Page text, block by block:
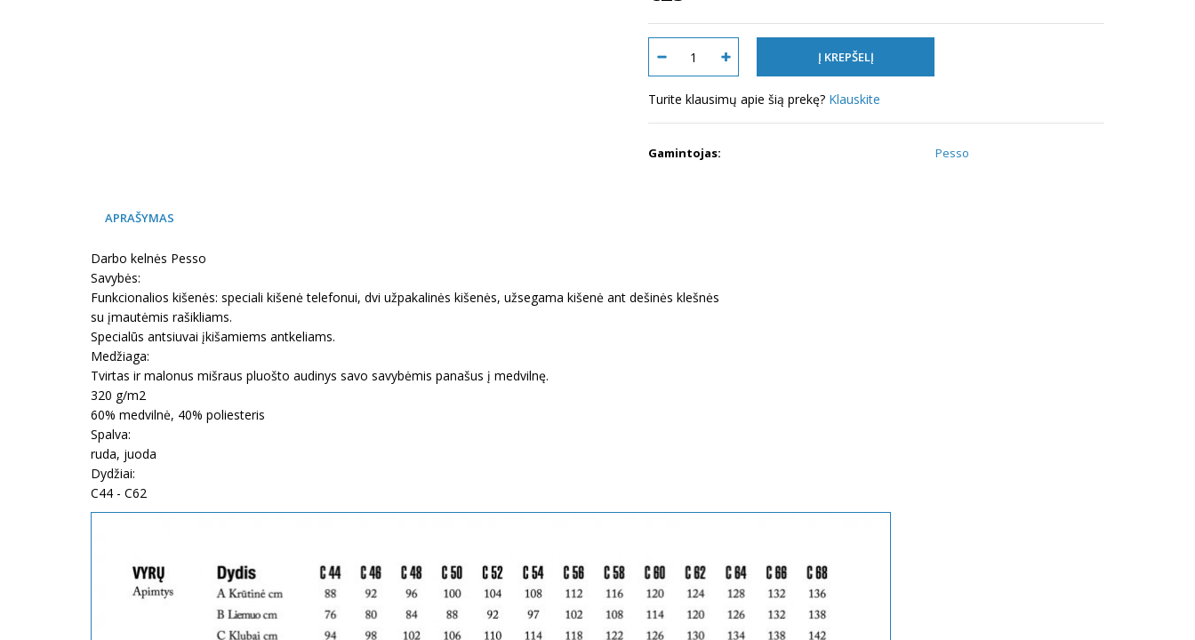
Turite klausimų apie šią prekę? Klauskite
Gamintojas: Pesso
APRAŠYMAS
Darbo kelnės Pesso
Savybės:
Funkcionalios kišenės: speciali kišenė telefonui, dvi užpakalinės kišenės, užsegama kišenė ant dešinės klešnės
su įmautėmis rašikliams.
Specialūs antsiuvai įkišamiems antkeliams.
Medžiaga:
Tvirtas ir malonus mišraus pluošto audinys savo savybėmis panašus į medvilnę.
320 g/m2
60% medvilnė, 40% poliesteris
Spalva:
ruda, juoda
Dydžiai:
C44 - C62